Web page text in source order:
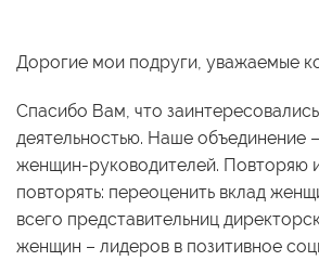
Дорогие мои подруги, уважаемые
Спасибо Вам, что
деятельностью. Наше объединение
женщин-руководителей. Повторяю
повторять: переоценить вклад
всего представительниц
женщин – лидеров в позитивное